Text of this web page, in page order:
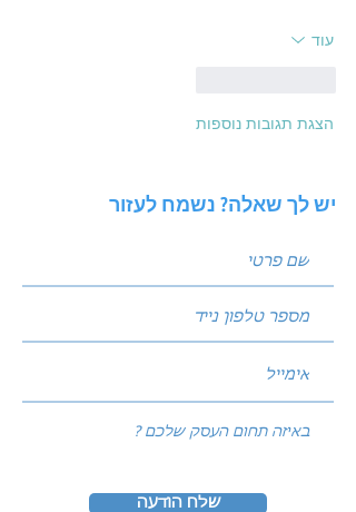
עוד
הצגת תגובות נוספות
יש לך שאלה? נשמח לעזור
שלח הודעה